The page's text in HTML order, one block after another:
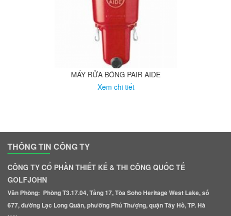
MÁY RỬA BÓNG PAIR AIDE
Xem chi tiết
THÔNG TIN CÔNG TY
CÔNG TY CỔ PHẦN THIẾT KẾ & THI CÔNG QUỐC TẾ
GOLFJOHN
Văn Phòng: Phòng T3.17.04, Tầng 17, Tòa Soho Heritage West Lake, số
677, đường Lạc Long Quân, phường Phú Thượng, quận Tây Hồ, TP. Hà